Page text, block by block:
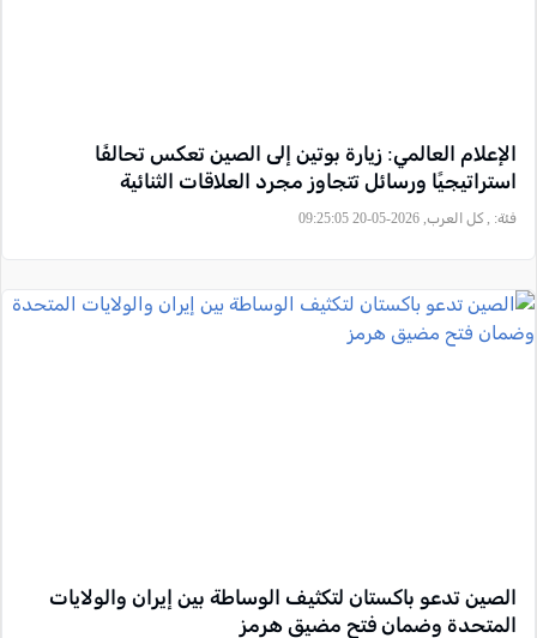
الإعلام العالمي: زيارة بوتين إلى الصين تعكس تحالفًا
استراتيجيًا ورسائل تتجاوز مجرد العلاقات الثنائية
فئة: , كل العرب, 2026-05-20 09:25:05
الصين تدعو باكستان لتكثيف الوساطة بين إيران والولايات
المتحدة وضمان فتح مضيق هرمز